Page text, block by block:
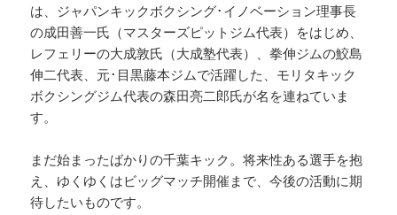
は、ジャパンキックボクシング･イノベーション理事長
の成田善一氏（マスターズピットジム代表）をはじめ、
レフェリーの大成敦氏（大成塾代表）、拳伸ジムの鮫島
伸二代表、元･目黒藤本ジムで活躍した、モリタキック
ボクシングジム代表の森田亮二郎氏が名を連ねていま
す。
まだ始まったばかりの千葉キック。将来性ある選手を抱
え、ゆくゆくはビッグマッチ開催まで、今後の活動に期
待したいものです。